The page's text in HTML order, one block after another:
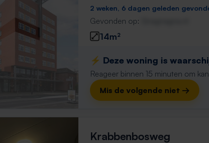
2 weken, 6 dagen geleden
Gevonden op:
14m²
⚡️ Deze woning is
Reageer binnen 15 minuten om
Mis de volgende niet →
Krabbenbosweg